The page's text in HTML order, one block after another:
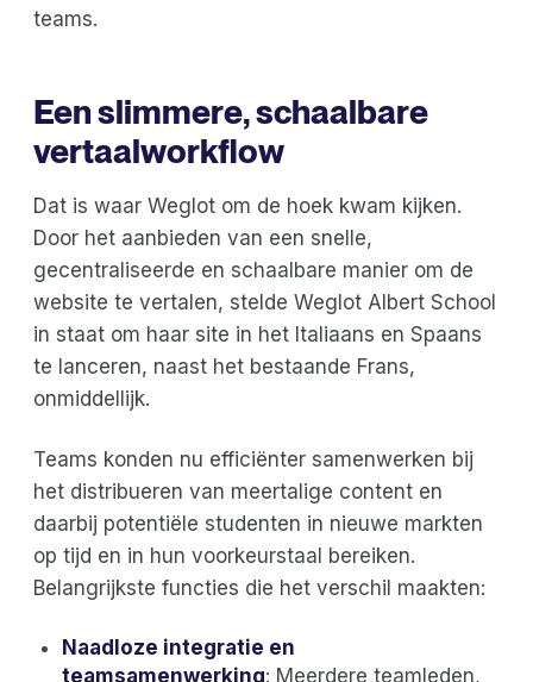
teams.
Een slimmere, schaalbare
vertaalworkflow
Dat is waar Weglot om de hoek kwam kijken.
Door het aanbieden van een snelle,
gecentraliseerde en schaalbare manier om de
website te vertalen, stelde Weglot Albert School
in staat om haar site in het Italiaans en Spaans
te lanceren, naast het bestaande Frans,
onmiddellijk.
Teams konden nu efficiënter samenwerken bij
het distribueren van meertalige content en
daarbij potentiële studenten in nieuwe markten
op tijd en in hun voorkeurstaal bereiken.
Belangrijkste functies die het verschil maakten:
Naadloze integratie en
teamsamenwerking: Meerdere teamleden,